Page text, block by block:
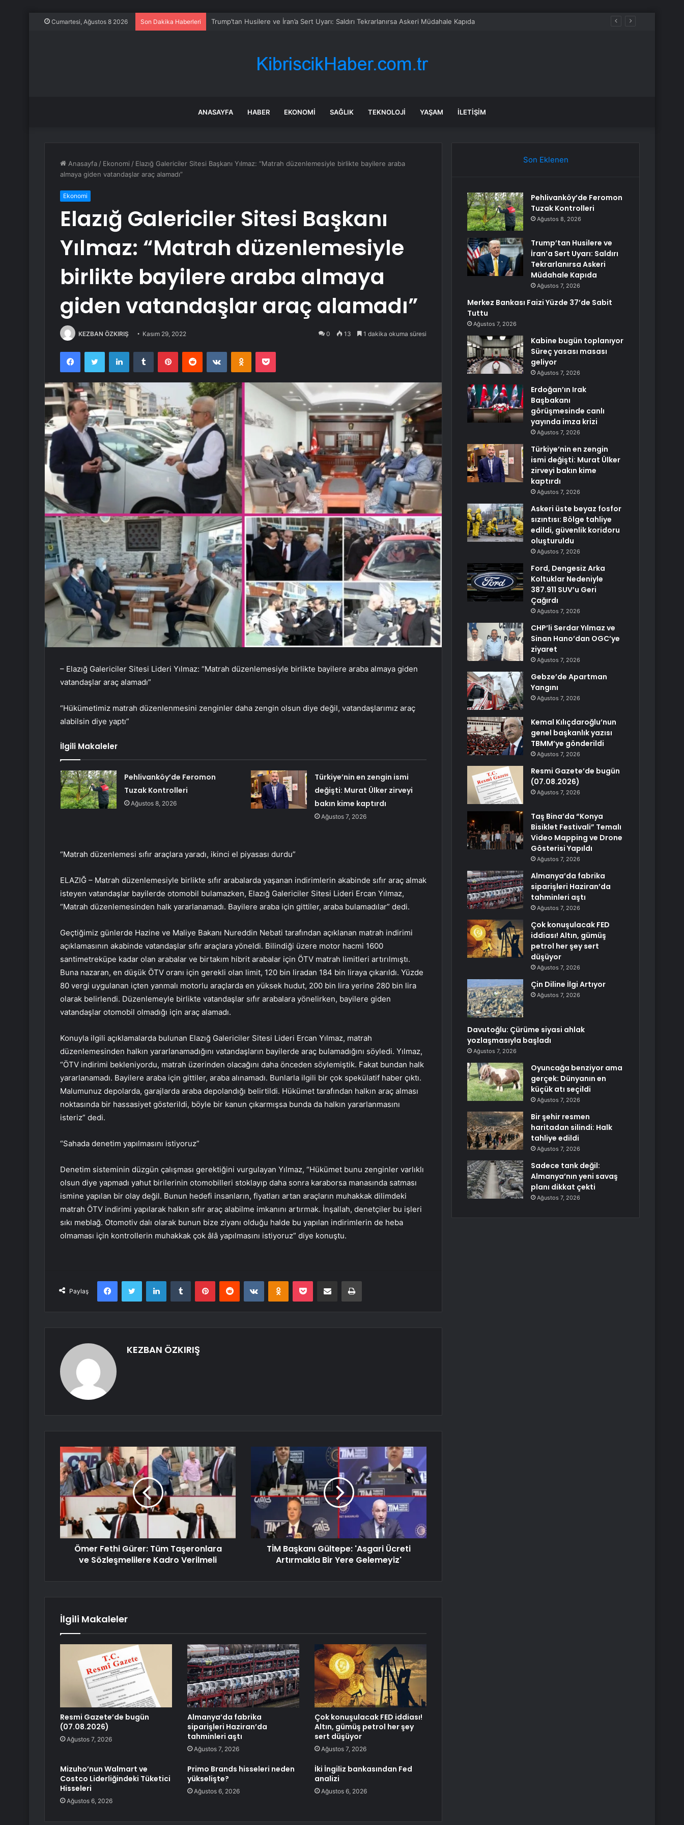
Cumartesi, Ağustos 8 2026 Son Dakika Haberleri Merkez Bankası Faizi Yüzde 37’de Sabit Tuttu
ANASAYFA HABER EKONOMI SAĞLIK TEKNOLOJI YAŞAM İLETIŞIM
Anasayfa / Ekonomi / Elazığ Galericiler Sitesi Başkanı Yılmaz: “Matrah düzenlemesiyle birlikte bayilere araba
almaya giden vatandaşlar araç alamadı”
Ekonomi
Elazığ Galericiler Sitesi Başkanı
Yılmaz: “Matrah düzenlemesiyle
birlikte bayilere araba almaya
giden vatandaşlar araç alamadı”
KEZBAN ÖZKIRIŞ Kasım 29, 2022 0 13 1 dakika okuma süresi
FacebookTwitter LinkedInTumblr PinterestReddit VKontakteOdnoklassniki
Pocket
– Elazığ Galericiler Sitesi Lideri Yılmaz: “Matrah düzenlemesiyle birlikte bayilere araba almaya giden
vatandaşlar araç alamadı”
“Hükümetimiz matrah düzenlenmesini zenginler daha zengin olsun diye değil, vatandaşlarımız araç
alabilsin diye yaptı”
İlgili Makaleler
Pehlivanköy’de Feromon
Tuzak Kontrolleri
Ağustos 8, 2026
Türkiye’nin en zengin ismi
değişti: Murat Ülker zirveyi
bakın kime kaptırdı
Ağustos 7, 2026
“Matrah düzenlemesi sıfır araçlara yaradı, ikinci el piyasası durdu”
ELAZIĞ – Matrah düzenlemesiyle birlikte sıfır arabalarda yaşanan indirimlerin akabinde sıfır araç almak
isteyen vatandaşlar bayilerde otomobil bulamazken, Elazığ Galericiler Sitesi Lideri Ercan Yılmaz,
“Matrah düzenlemesinden halk yararlanamadı. Bayilere araba için gittiler, araba bulamadılar” dedi.
Geçtiğimiz günlerde Hazine ve Maliye Bakanı Nureddin Nebati tarafından açıklanan matrah indirimi
açıklamasının akabinde vatandaşlar sıfır araçlara yöneldi. Bilindiği üzere motor hacmi 1600
santimetreküpe kadar olan arabalar ve birtakım hibrit arabalar için ÖTV matrah limitleri artırılmıştı.
Buna nazaran, en düşük ÖTV oranı için gerekli olan limit, 120 bin liradan 184 bin liraya çıkarıldı. Yüzde
80 vergi uygulanan içten yanmalı motorlu araçlarda en yüksek hudut, 200 bin lira yerine 280 bin lira
olarak belirlendi. Düzenlemeyle birlikte vatandaşlar sıfır arabalara yönelirken, bayilere giden
vatandaşlar otomobil olmadığı için araç alamadı.
Konuyla ilgili açıklamalarda bulunan Elazığ Galericiler Sitesi Lideri Ercan Yılmaz, matrah
düzenlemesinden halkın yararlanamadığını vatandaşların bayilerde araç bulamadığını söyledi. Yılmaz,
“ÖTV indirimi bekleniyordu, matrah üzerinden olacağını daha önceden söylemiştik. Fakat bundan halk
yararlanamadı. Bayilere araba için gittiler, araba alınamadı. Bunlarla ilgili bir çok spekülatif haber çıktı.
Malumunuz depolarda, garajlarda araba depolandığı belirtildi. Hükümet tarafından halkın araç alması
noktasında bir hassasiyet gösterildi, böyle bir kanun çıkarmışsa bunda da halkın yararlanmasını
isteriz” dedi.
“Sahada denetim yapılmasını istiyoruz”
Denetim sisteminin düzgün çalışması gerektiğini vurgulayan Yılmaz, “Hükümet bunu zenginler varlıklı
olsun diye yapmadı yahut birilerinin otomobilleri stoklayıp daha sonra karaborsa manasında satması
ismine yapılan bir olay değil. Bunun hedefi insanların, fiyatları artan araçların muhakkak dilimdeki
matrah ÖTV indirimi yapılarak halkın sıfır araç alabilme imkanını artırmak. İnşallah, denetçiler bu işleri
sıkı meblağ. Otomotiv dalı olarak bunun bize ziyanı olduğu halde bu yapılan indirimlerin de heba
olmaması için kontrollerin muhakkak çok âlâ yapılmasını istiyoruz” diye konuştu.
Paylaş
FacebookTwitter LinkedInTumblr PinterestReddit VKontakteOdnoklassniki
Pocket E-Posta ile paylaş Yazdır
KEZBAN ÖZKIRIŞ
Ömer Fethi Gürer: Tüm Taşeronlara
ve Sözleşmelilere Kadro Verilmeli
TİM Başkanı Gültepe: 'Asgari Ücreti
Artırmakla Bir Yere Gelemeyiz'
İlgili Makaleler
Resmi Gazete’de bugün
(07.08.2026)
Ağustos 7, 2026
Almanya’da fabrika
siparişleri Haziran’da
tahminleri aştı
Ağustos 7, 2026
Çok konuşulacak FED iddiası!
Altın, gümüş petrol her şey
sert düşüyor
Ağustos 7, 2026
Mizuho’nun Walmart ve
Costco Liderliğindeki Tüketici
Hisseleri
Ağustos 6, 2026
Primo Brands hisseleri neden
yükselişte?
Ağustos 6, 2026
İki İngiliz bankasından Fed
analizi
Ağustos 6, 2026
Son Eklenen
Pehlivanköy’de Feromon
Tuzak Kontrolleri
Ağustos 8, 2026
Trump’tan Husilere ve
İran’a Sert Uyarı: Saldırı
Tekrarlanırsa Askeri
Müdahale Kapıda
Ağustos 7, 2026
Merkez Bankası Faizi Yüzde 37’de Sabit
Tuttu
Ağustos 7, 2026
Kabine bugün toplanıyor
Süreç yasası masası
geliyor
Ağustos 7, 2026
Erdoğan’ın Irak
Başbakanı
görüşmesinde canlı
yayında imza krizi
Ağustos 7, 2026
Türkiye’nin en zengin
ismi değişti: Murat Ülker
zirveyi bakın kime
kaptırdı
Ağustos 7, 2026
Askeri üste beyaz fosfor
sızıntısı: Bölge tahliye
edildi, güvenlik koridoru
oluşturuldu
Ağustos 7, 2026
Ford, Dengesiz Arka
Koltuklar Nedeniyle
387.911 SUV’u Geri
Çağırdı
Ağustos 7, 2026
CHP’li Serdar Yılmaz ve
Sinan Hano’dan OGC’ye
ziyaret
Ağustos 7, 2026
Gebze’de Apartman
Yangını
Ağustos 7, 2026
Kemal Kılıçdaroğlu’nun
genel başkanlık yazısı
TBMM’ye gönderildi
Ağustos 7, 2026
Resmi Gazete’de bugün
(07.08.2026)
Ağustos 7, 2026
Taş Bina’da “Konya
Bisiklet Festivali” Temalı
Video Mapping ve Drone
Gösterisi Yapıldı
Ağustos 7, 2026
Almanya’da fabrika
siparişleri Haziran’da
tahminleri aştı
Ağustos 7, 2026
Çok konuşulacak FED
iddiası! Altın, gümüş
petrol her şey sert
düşüyor
Ağustos 7, 2026
Çin Diline İlgi Artıyor
Ağustos 7, 2026
Davutoğlu: Çürüme siyasi ahlak
yozlaşmasıyla başladı
Ağustos 7, 2026
Oyuncağa benziyor ama
gerçek: Dünyanın en
küçük atı seçildi
Ağustos 7, 2026
Bir şehir resmen
haritadan silindi: Halk
tahliye edildi
Ağustos 7, 2026
Sadece tank değil:
Almanya’nın yeni savaş
planı dikkat çekti
Ağustos 7, 2026